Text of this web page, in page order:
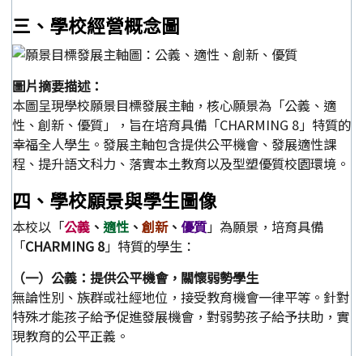
三、學校經營概念圖
圖片摘要描述：
本圖呈現學校願景目標發展主軸，核心願景為「公義、適
性、創新、優質」，旨在培育具備「CHARMING 8」特質的
幸福全人學生。發展主軸包含提供公平機會、發展適性課
程、提升語文科力、落實本土教育以及型塑優質校園環境。
四、學校願景與學生圖像
本校以「公義 、 適性 、 創新、 優質」為願景，培育具備
「CHARMING 8」特質的學生：
（一）公義：提供公平機會，關懷弱勢學生
無論性別、族群或社經地位，接受教育機會一律平等。針對
特殊才能孩子給予促進發展機會，對弱勢孩子給予扶助，實
現教育的公平正義。